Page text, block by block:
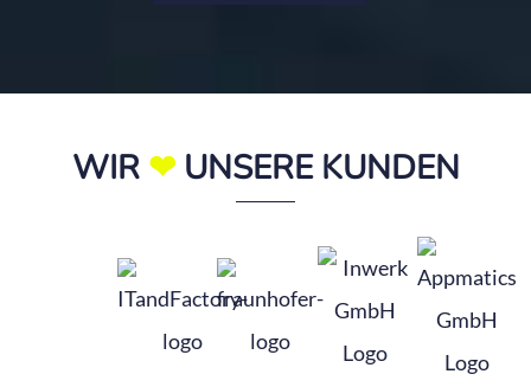
WIR ❤UNSERE KUNDEN